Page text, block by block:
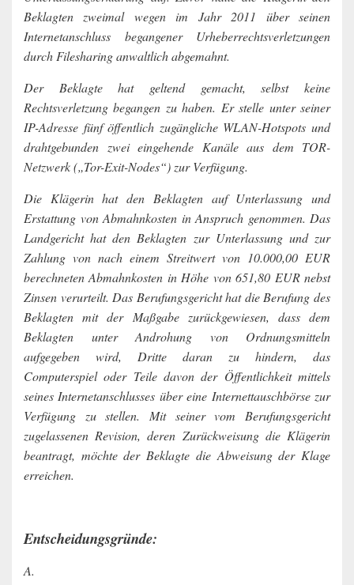
Beklagten zweimal wegen im Jahr 2011 über seinen
Internetanschluss begangener Urheberrechtsverletzungen
durch Filesharing anwaltlich abgemahnt.
Der Beklagte hat geltend gemacht, selbst keine
Rechtsverletzung begangen zu haben. Er stelle unter seiner
IP-Adresse fünf öffentlich zugängliche WLAN-Hotspots und
drahtgebunden zwei eingehende Kanäle aus dem TOR-
Netzwerk („Tor-Exit-Nodes“) zur Verfügung.
Die Klägerin hat den Beklagten auf Unterlassung und
Erstattung von Abmahnkosten in Anspruch genommen. Das
Landgericht hat den Beklagten zur Unterlassung und zur
Zahlung von nach einem Streitwert von 10.000,00 EUR
berechneten Abmahnkosten in Höhe von 651,80 EUR nebst
Zinsen verurteilt. Das Berufungsgericht hat die Berufung des
Beklagten mit der Maßgabe zurückgewiesen, dass dem
Beklagten unter Androhung von Ordnungsmitteln
aufgegeben wird, Dritte daran zu hindern, das
Computerspiel oder Teile davon der Öffentlichkeit mittels
seines Internetanschlusses über eine Internettauschbörse zur
Verfügung zu stellen. Mit seiner vom Berufungsgericht
zugelassenen Revision, deren Zurückweisung die Klägerin
beantragt, möchte der Beklagte die Abweisung der Klage
erreichen.
Entscheidungsgründe:
A.